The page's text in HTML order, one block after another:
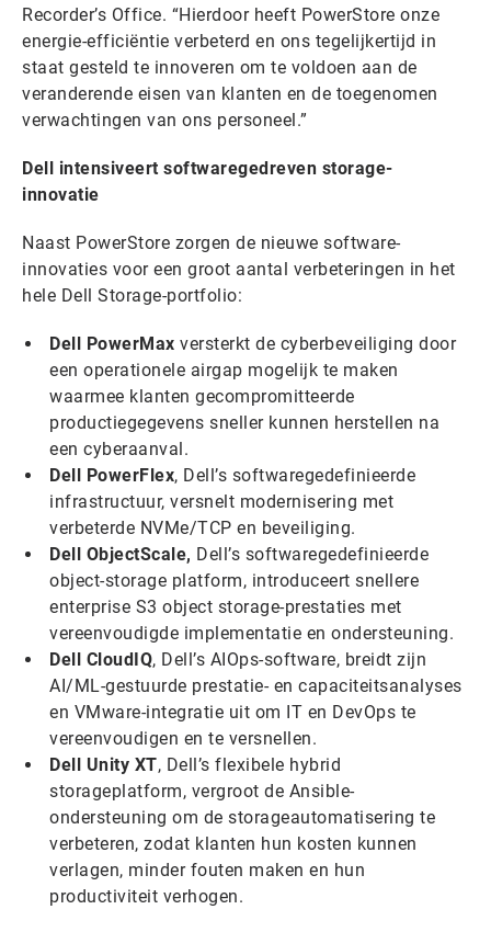
Recorder’s Office. “Hierdoor heeft PowerStore onze
energie-efficiëntie verbeterd en ons tegelijkertijd in
staat gesteld te innoveren om te voldoen aan de
veranderende eisen van klanten en de toegenomen
verwachtingen van ons personeel.”
Dell intensiveert softwaregedreven storage-
innovatie
Naast PowerStore zorgen de nieuwe software-
innovaties voor een groot aantal verbeteringen in het
hele Dell Storage-portfolio:
Dell PowerMax versterkt de cyberbeveiliging door
een operationele airgap mogelijk te maken
waarmee klanten gecompromitteerde
productiegegevens sneller kunnen herstellen na
een cyberaanval.
Dell PowerFlex, Dell’s softwaregedefinieerde
infrastructuur, versnelt modernisering met
verbeterde NVMe/TCP en beveiliging.
Dell ObjectScale, Dell’s softwaregedefinieerde
object-storage platform, introduceert snellere
enterprise S3 object storage-prestaties met
vereenvoudigde implementatie en ondersteuning.
Dell CloudIQ, Dell’s AIOps-software, breidt zijn
AI/ML-gestuurde prestatie- en capaciteitsanalyses
en VMware-integratie uit om IT en DevOps te
vereenvoudigen en te versnellen.
Dell Unity XT, Dell’s flexibele hybrid
storageplatform, vergroot de Ansible-
ondersteuning om de storageautomatisering te
verbeteren, zodat klanten hun kosten kunnen
verlagen, minder fouten maken en hun
productiviteit verhogen.